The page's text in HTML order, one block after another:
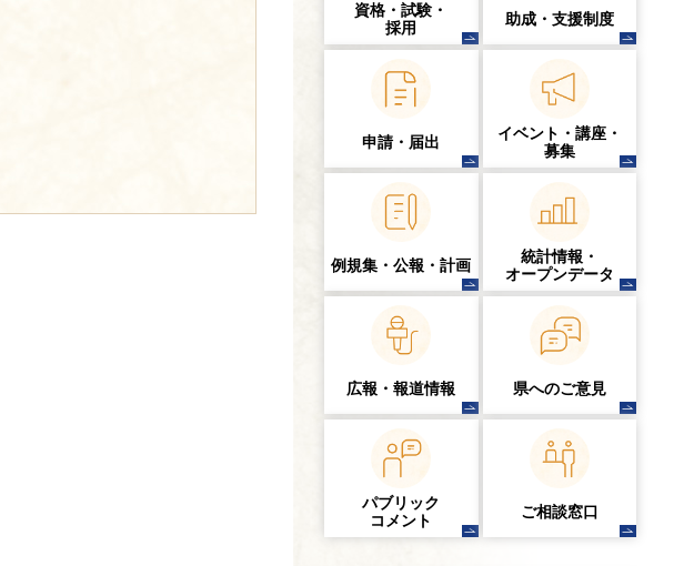
資格・試験・
採用
助成・支援制度
申請・届出
イベント・講座・
募集
例規集・公報・計画
統計情報・
オープンデータ
広報・報道情報 県へのご意見
パブリック
コメント
ご相談窓口